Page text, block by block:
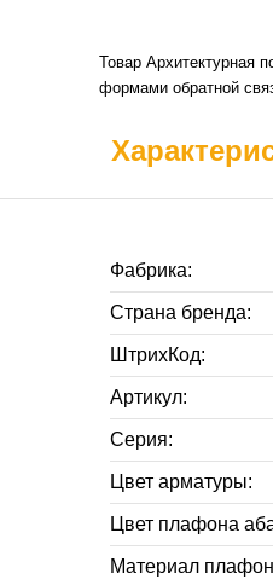
Товар Архитектурная
формами обратной
Фабрика:
Страна бренда:
ШтрихКод:
Артикул:
Серия:
Цвет арматуры:
Цвет плафона
Материал